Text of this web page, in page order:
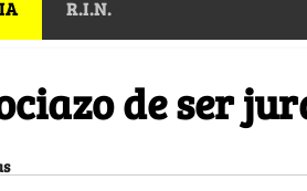
R.I.N.
de ser